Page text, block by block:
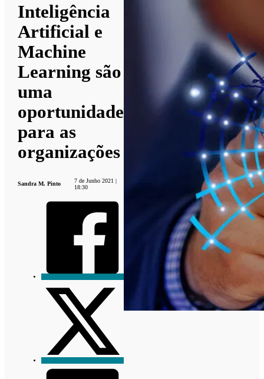
Inteligência
Artificial e
Machine
Learning são
uma
oportunidade
para as
organizações
Sandra M. Pinto
7 de Junho 2021 |
18:30